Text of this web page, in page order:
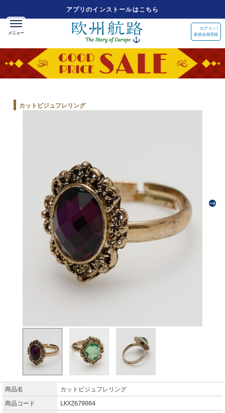
アプリのインストールはこちら
ログイン /
新規会員登録
カットビジュフレリング
商品名
カットビジュフレリング
商品コード
LKXZ679004